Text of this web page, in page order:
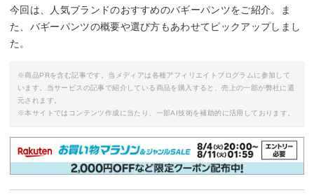
今回は、人気ブランドのおすすめのバギーパンツをご紹介。ま
た、バギーパンツの概要や選び方もあわせてピックアップしまし
た。
※商品PRを含む記事です。当メディアは各種アフィリエイトプログラムに参加して
います。当サービスの記事で紹介している商品を購入すると、売上の一部が弊社に還
元されます。
※本サイトではコンテンツ作成に当たり、一部AI技術を補助的に活用しております。